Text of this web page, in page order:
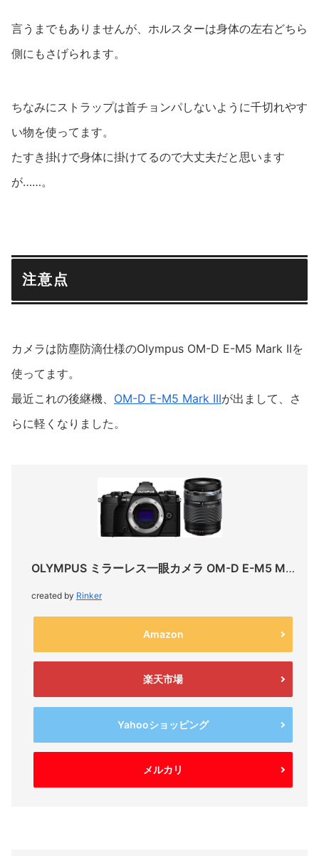
言うまでもありませんが、ホルスターは身体の左右どちら
側にもさげられます。
ちなみにストラップは首チョンパしないように千切れやす
い物を使ってます。
たすき掛けで身体に掛けてるので大丈夫だと思います
が……。
注意点
カメラは防塵防滴仕様のOlympus OM-D E-M5 Mark IIを
使ってます。
最近これの後継機、 OM-D E-M5 Mark IIIが出まして、さ
らに軽くなりました。
OLYMPUS ミラーレス一眼カメラ OM-D E-M5 MarkII 14-150mm
created by Rinker
Amazon
楽天市場
Yahooショッピング
メルカリ